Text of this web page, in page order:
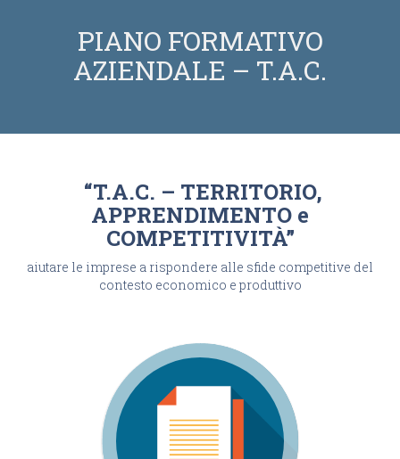
PIANO FORMATIVO
AZIENDALE – T.A.C.
“T.A.C. – TERRITORIO,
APPRENDIMENTO e
COMPETITIVITÀ”
aiutare le imprese a rispondere alle sfide competitive del
contesto economico e produttivo